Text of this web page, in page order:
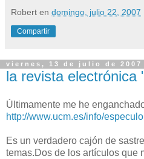
Robert en domingo, julio 22, 2007
Compartir
viernes, 13 de julio de 2007
la revista electrónica
Últimamente me he
http://www.ucm.es/info/especulo
Es un verdadero cajón de
temas.Dos de los artículos que